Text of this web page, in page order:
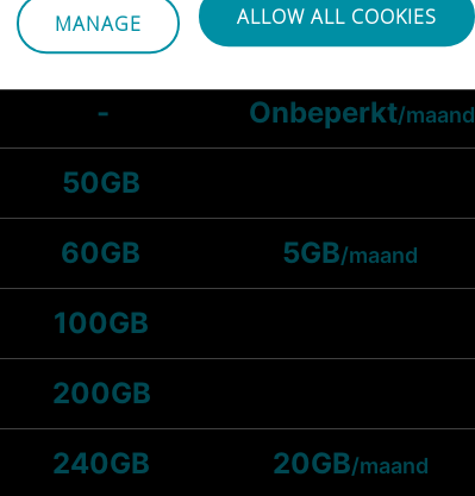
MANAGE ALLOW ALL COOKIES
25GB
- Onbeperkt/maand
50GB
60GB 5GB/maand
100GB
200GB
240GB 20GB/maand